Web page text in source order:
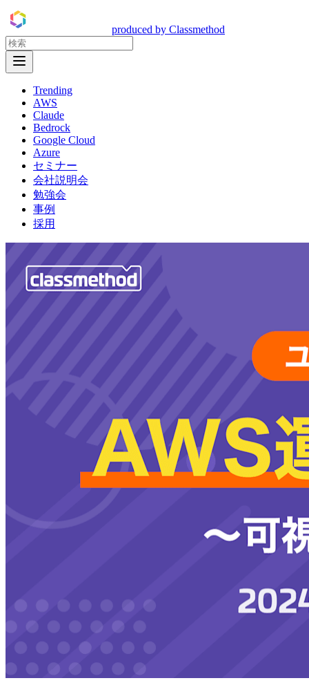
produced by Classmethod
Trending
AWS
Claude
Bedrock
Google Cloud
Azure
セミナー
会社説明会
勉強会
事例
採用